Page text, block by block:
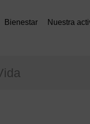
Bienestar Nuestra